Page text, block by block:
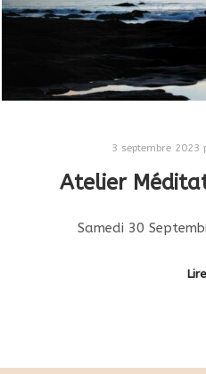
3 septembre 2023
Atelier
Samedi 30